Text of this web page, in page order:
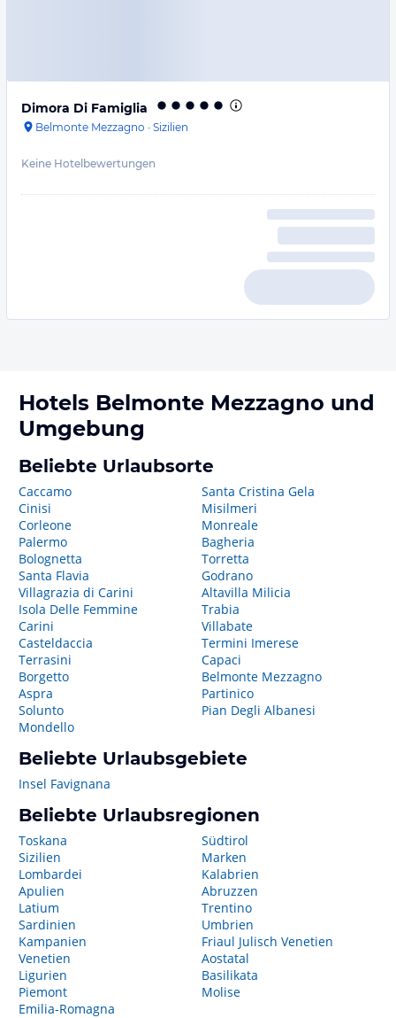
Dimora Di Famiglia
Belmonte Mezzagno · Sizilien
Keine Hotelbewertungen
Hotels Belmonte Mezzagno und
Umgebung
Beliebte Urlaubsorte
Caccamo
Cinisi
Corleone
Palermo
Bolognetta
Santa Flavia
Villagrazia di Carini
Isola Delle Femmine
Carini
Casteldaccia
Terrasini
Borgetto
Aspra
Solunto
Mondello
Santa Cristina Gela
Misilmeri
Monreale
Bagheria
Torretta
Godrano
Altavilla Milicia
Trabia
Villabate
Termini Imerese
Capaci
Belmonte Mezzagno
Partinico
Pian Degli Albanesi
Beliebte Urlaubsgebiete
Insel Favignana
Beliebte Urlaubsregionen
Toskana
Sizilien
Lombardei
Apulien
Latium
Sardinien
Kampanien
Venetien
Ligurien
Piemont
Emilia-Romagna
Südtirol
Marken
Kalabrien
Abruzzen
Trentino
Umbrien
Friaul Julisch Venetien
Aostatal
Basilikata
Molise